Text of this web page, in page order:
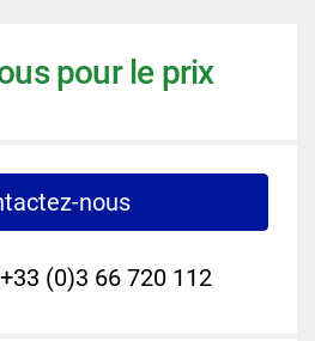
pour le prix
nous
+33 (0)3 66 720 112